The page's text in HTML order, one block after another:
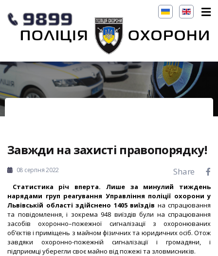
Завжди на захисті правопорядку!
08 серпня 2022 Share
Статистика річ вперта. Лише за минулий тиждень
нарядами груп реагування Управління поліції охорони у
Львівській області здійснено 1405 виїздів на спрацювання
та повідомлення, і зокрема 948 виїздів були на спрацювання
засобів охоронно–пожежної сигналізації з охоронюваних
об’єктів і приміщень з майном фізичних та юридичних осіб. Отож
завдяки охоронно-пожежній сигналізації і громадяни, і
підприємці уберегли своє майно від пожежі та зловмисників.